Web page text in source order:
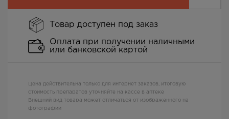
Товар доступен под заказ
Оплата при получении наличными
или банковской картой
Цена действительна только для интернет заказов, итоговую
стоимость препаратов уточняйте на кассе в аптеке
Внешний вид товара может отличаться от изображенного на
фотографии